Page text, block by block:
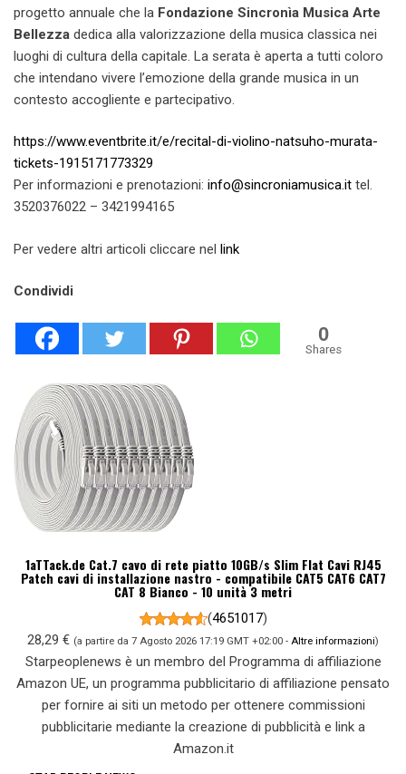
progetto annuale che la Fondazione Sincronìa Musica Arte
Bellezza dedica alla valorizzazione della musica classica nei
luoghi di cultura della capitale. La serata è aperta a tutti coloro
che intendano vivere l’emozione della grande musica in un
contesto accogliente e partecipativo.​
https://www.eventbrite.it/e/recital-di-violino-natsuho-murata-
tickets-1915171773329
Per informazioni e prenotazioni: info@sincroniamusica.it tel.
3520376022 – 3421994165
Per vedere altri articoli cliccare nel link
Condividi
0
Shares
1aTTack.de Cat.7 cavo di rete piatto 10GB/s Slim Flat Cavi RJ45
Patch cavi di installazione nastro - compatibile CAT5 CAT6 CAT7
CAT 8 Bianco - 10 unità 3 metri
(4651017)
28,29 € (a partire da 7 Agosto 2026 17:19 GMT +02:00 - Altre informazioni)
Starpeoplenews è un membro del Programma di affiliazione
Amazon UE, un programma pubblicitario di affiliazione pensato
per fornire ai siti un metodo per ottenere commissioni
pubblicitarie mediante la creazione di pubblicità e link a
Amazon.it